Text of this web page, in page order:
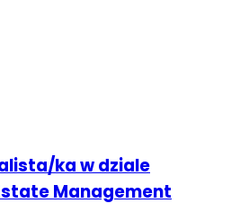
ka w dziale
Management